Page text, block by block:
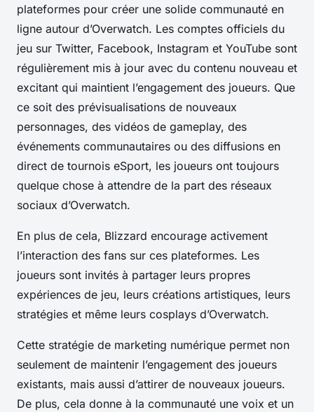
plateformes pour créer une solide communauté en
ligne autour d’Overwatch. Les comptes officiels du
jeu sur Twitter, Facebook, Instagram et YouTube sont
régulièrement mis à jour avec du contenu nouveau et
excitant qui maintient l’engagement des joueurs. Que
ce soit des prévisualisations de nouveaux
personnages, des vidéos de gameplay, des
événements communautaires ou des diffusions en
direct de tournois eSport, les joueurs ont toujours
quelque chose à attendre de la part des réseaux
sociaux d’Overwatch.
En plus de cela, Blizzard encourage activement
l’interaction des fans sur ces plateformes. Les
joueurs sont invités à partager leurs propres
expériences de jeu, leurs créations artistiques, leurs
stratégies et même leurs cosplays d’Overwatch.
Cette stratégie de marketing numérique permet non
seulement de maintenir l’engagement des joueurs
existants, mais aussi d’attirer de nouveaux joueurs.
De plus, cela donne à la communauté une voix et un